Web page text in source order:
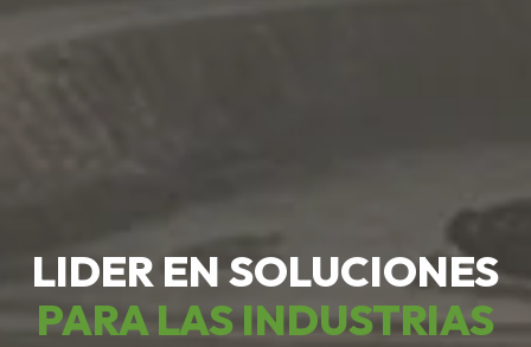
LIDER EN SOLUCIONES
PARA LAS INDUSTRIAS